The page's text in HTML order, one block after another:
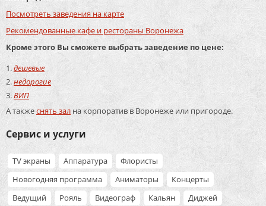
Посмотреть заведения на карте
Рекомендованные кафе и рестораны Воронежа
Кроме этого Вы сможете выбрать заведение по цене:
дешевые
недорогие
ВИП
А такжеснять зал на корпоратив в Воронеже или пригороде.
Сервис и услуги
TV экраны Аппаратура
Флористы
Новогодняя программа
Аниматоры
Концерты
Ведущий
Рояль Видеограф Кальян
Диджей